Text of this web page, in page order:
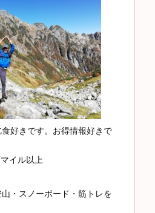
好きです。お得情報好きで
イル以上
・スノーボード・筋トレを